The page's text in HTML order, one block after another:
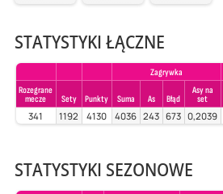
STATYSTYKI ŁĄCZNE
Zagrywka
Rozegrane
mecze
Sety Punkty Suma As Błąd
Asy na
set
341 1192 4130 4036 243 673 0,2039
STATYSTYKI SEZONOWE